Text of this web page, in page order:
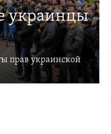
украинцы
прав украинской